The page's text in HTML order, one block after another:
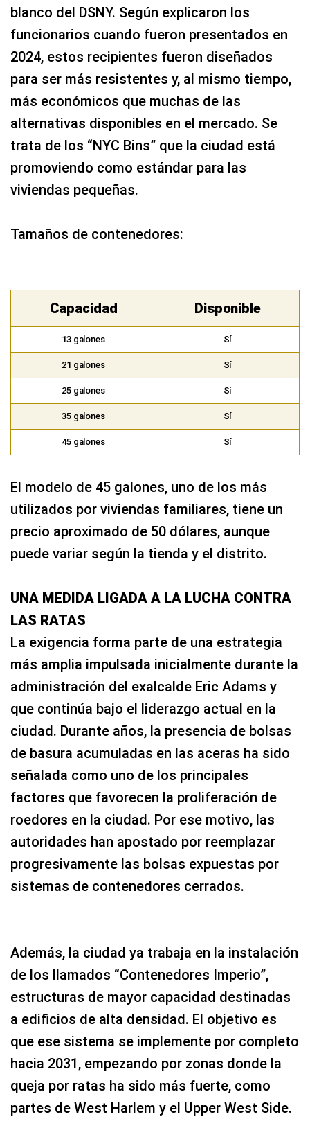
blanco del DSNY. Según explicaron los
funcionarios cuando fueron presentados en
2024, estos recipientes fueron diseñados
para ser más resistentes y, al mismo tiempo,
más económicos que muchas de las
alternativas disponibles en el mercado. Se
trata de los “NYC Bins” que la ciudad está
promoviendo como estándar para las
viviendas pequeñas.
Tamaños de contenedores:
Capacidad Disponible
13 galones Sí
21 galones Sí
25 galones Sí
35 galones Sí
45 galones Sí
El modelo de 45 galones, uno de los más
utilizados por viviendas familiares, tiene un
precio aproximado de 50 dólares, aunque
puede variar según la tienda y el distrito.
UNA MEDIDA LIGADA A LA LUCHA CONTRA
LAS RATAS
La exigencia forma parte de una estrategia
más amplia impulsada inicialmente durante la
administración del exalcalde Eric Adams y
que continúa bajo el liderazgo actual en la
ciudad. Durante años, la presencia de bolsas
de basura acumuladas en las aceras ha sido
señalada como uno de los principales
factores que favorecen la proliferación de
roedores en la ciudad. Por ese motivo, las
autoridades han apostado por reemplazar
progresivamente las bolsas expuestas por
sistemas de contenedores cerrados.
Además, la ciudad ya trabaja en la instalación
de los llamados “Contenedores Imperio”,
estructuras de mayor capacidad destinadas
a edificios de alta densidad. El objetivo es
que ese sistema se implemente por completo
hacia 2031, empezando por zonas donde la
queja por ratas ha sido más fuerte, como
partes de West Harlem y el Upper West Side.